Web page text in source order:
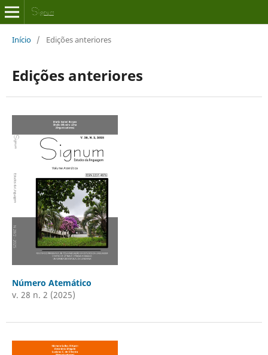
Início / Edições anteriores
Edições anteriores
Número Atemático
v. 28 n. 2 (2025)